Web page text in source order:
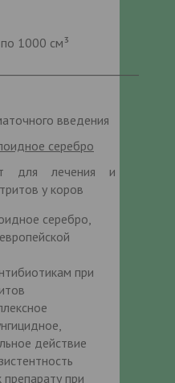
1000 см³
введения
серебро
для лечения и
у коров
серебро,
при
действие
при